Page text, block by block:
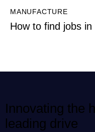
MANUFACTURE
How to find jobs
Innovating the
leading drive